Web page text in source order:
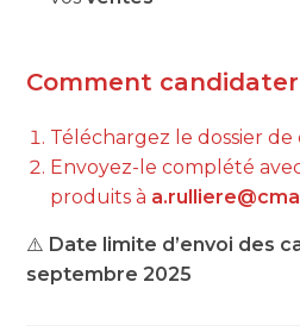
Comment candidater
Téléchargez le dossier
Envoyez-le complété
produits à
⚠️ Date limite d’envoi des
septembre 2025